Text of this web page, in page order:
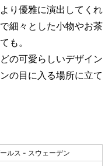
り優雅に演出してくれ
細々とした小物やお茶
も。
の可愛らしいデザイン
の目に入る場所に立て
ルス - スウェーデン